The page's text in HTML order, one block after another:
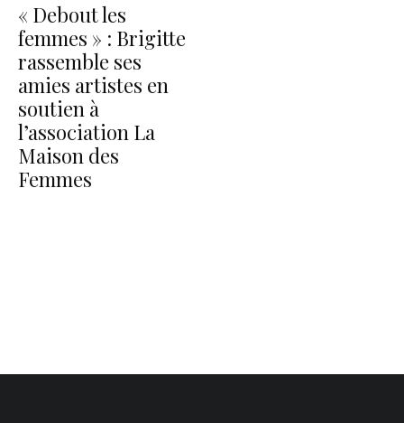
« Debout les
femmes » : Brigitte
rassemble ses
amies artistes en
soutien à
l’association La
Maison des
Femmes